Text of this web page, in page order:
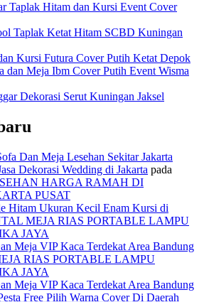
Taplak Hitam dan Kursi Event Cover
Taplak Ketat Hitam SCBD Kuningan
Kursi Futura Cover Putih Ketat Depok
dan Meja Ibm Cover Putih Event Wisma
Dekorasi Serut Kuningan Jaksel
Dan Meja Lesehan Sekitar Jakarta
Dekorasi Wedding di Jakarta pada
HARGA RAMAH DI
PUSAT
Hitam Ukuran Kecil Enam Kursi di
MEJA RIAS PORTABLE LAMPU
JAYA
Meja VIP Kaca Terdekat Area Bandung
RIAS PORTABLE LAMPU
JAYA
Meja VIP Kaca Terdekat Area Bandung
Free Pilih Warna Cover Di Daerah